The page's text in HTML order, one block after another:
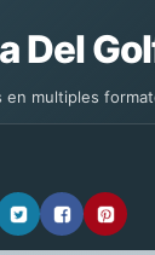
Del
multiples